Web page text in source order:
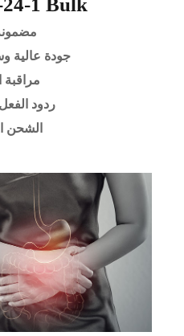
1 Bulk
جودة عالية
مراقبة
ردود
الشحن